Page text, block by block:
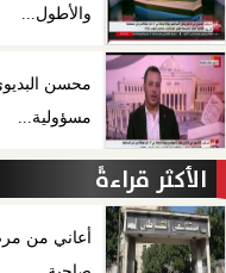
والأطول...
محسن
مسؤولية...
الأكثر قراءةً
أعاني من